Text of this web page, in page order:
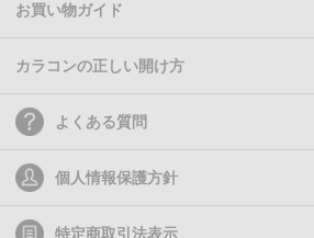
お買い物ガイド
カラコンの正しい開け方
よくある質問
個人情報保護方針
特定商取引法表示